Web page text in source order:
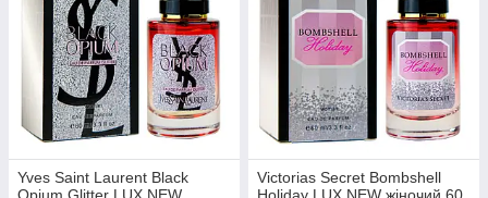
Yves Saint Laurent Black
Victorias Secret Bombshell